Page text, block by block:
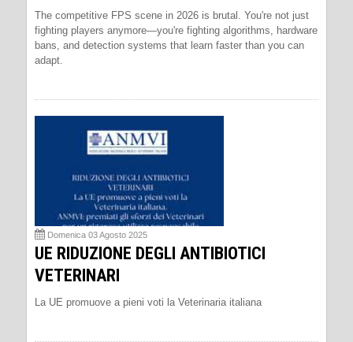
The competitive FPS scene in 2026 is brutal. You're not just
fighting players anymore—you're fighting algorithms, hardware
bans, and detection systems that learn faster than you can
adapt.
Domenica 03 Agosto 2025
UE RIDUZIONE DEGLI ANTIBIOTICI
VETERINARI
La UE promuove a pieni voti la Veterinaria italiana